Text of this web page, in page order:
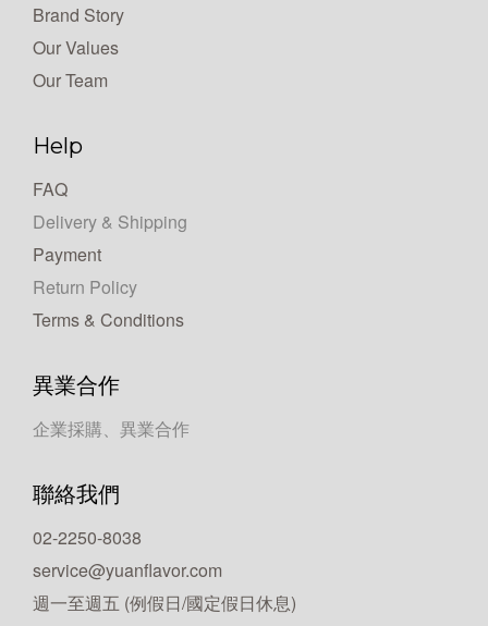
Brand Story
Our Values
Our Team
Help
FAQ
Delivery & Shipping
Payment
Return Policy
Terms & Conditions
異業合作
企業採購、異業合作
聯絡我們
02-2250-8038
service@yuanflavor.com
週一至週五 (例假日/國定假日休息)